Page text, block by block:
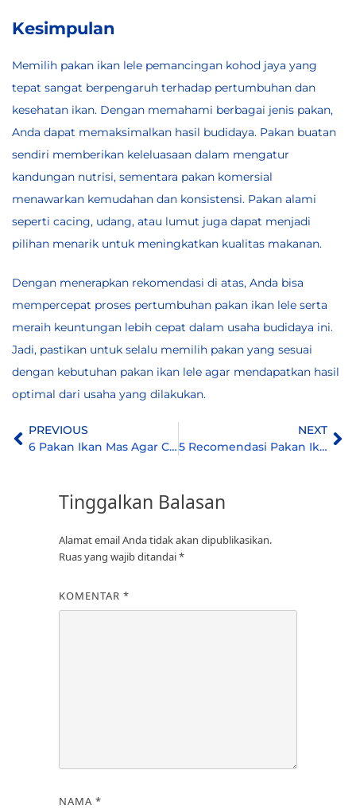
Kesimpulan
Memilih pakan ikan lele pemancingan kohod jaya yang
tepat sangat berpengaruh terhadap pertumbuhan dan
kesehatan ikan. Dengan memahami berbagai jenis pakan,
Anda dapat memaksimalkan hasil budidaya. Pakan buatan
sendiri memberikan keleluasaan dalam mengatur
kandungan nutrisi, sementara pakan komersial
menawarkan kemudahan dan konsistensi. Pakan alami
seperti cacing, udang, atau lumut juga dapat menjadi
pilihan menarik untuk meningkatkan kualitas makanan.
Dengan menerapkan rekomendasi di atas, Anda bisa
mempercepat proses pertumbuhan pakan ikan lele serta
meraih keuntungan lebih cepat dalam usaha budidaya ini.
Jadi, pastikan untuk selalu memilih pakan yang sesuai
dengan kebutuhan pakan ikan lele agar mendapatkan hasil
optimal dari usaha yang dilakukan.
PREVIOUS
6 Pakan Ikan Mas Agar Cepat Besar Dan Menguntungkan
NEXT
5 Recomendasi Pakan Ikan Bandeng Agar Cepat Menguntungkan
Tinggalkan Balasan
Alamat email Anda tidak akan dipublikasikan.
Ruas yang wajib ditandai*
KOMENTAR*
NAMA*